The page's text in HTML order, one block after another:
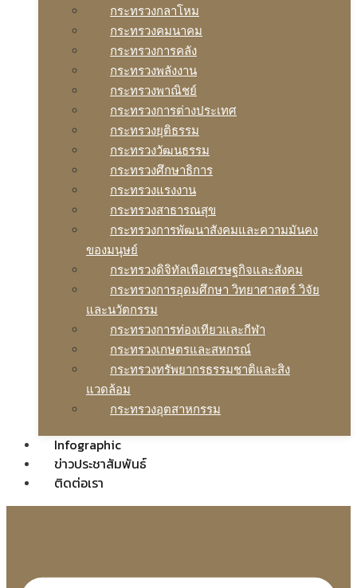
กระทรวงกลาโหม
กระทรวงคมนาคม
กระทรวงการคลัง
กระทรวงพลังงาน
กระทรวงพาณิชย์
กระทรวงการต่างประเทศ
กระทรวงยุติธรรม
กระทรวงวัฒนธรรม
กระทรวงศึกษาธิการ
กระทรวงแรงงาน
กระทรวงสาธารณสุข
กระทรวงการพัฒนาสังคมและความมันคง
ของมนุษย์
กระทรวงดิจิทัลเพือเศรษฐกิจและสังคม
กระทรวงการอุดมศึกษา วิทยาศาสตร์ วิจัย
และนวัตกรรม
กระทรวงการท่องเทียวและกีฬา
กระทรวงเกษตรและสหกรณ์
กระทรวงทรัพยากรธรรมชาติและสิง
แวดล้อม
กระทรวงอุตสาหกรรม
Infographic
ข่าวประชาสัมพันธ์
ติดต่อเรา